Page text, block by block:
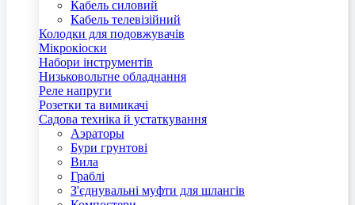
Кабель силовий
Кабель телевізійний
Колодки для подовжувачів
Мікрокіоски
Набори інструментів
Низьковольтне обладнання
Реле напруги
Розетки та вимикачі
Садова техніка й устаткування
Аэраторы
Бури грунтові
Вила
Граблі
З'єднувальні муфти для шлангів